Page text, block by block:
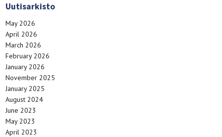
Uutisarkisto
May 2026
April 2026
March 2026
February 2026
January 2026
November 2025
January 2025
August 2024
June 2023
May 2023
April 2023